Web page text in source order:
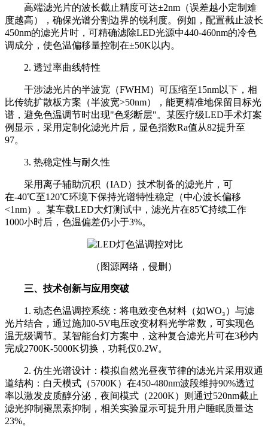
高端滤光片的波长截止精度可达±2nm（误差越小定制难
度越高），确保光谱分割边界的锐利度。例如，配置截止波长
450nm的滤光片时，可精确滤除LED光源中440-460nm的冷色
调成分，使色温偏移量控制在±50K以内。
2. 透过率曲线特性
干涉滤光片的半波宽（FWHM）可压缩至15nm以下，相
比传统扩散板方案（半波宽>50nm），能更精准地保留目标光
谱，避免色温调节时出现"色彩断层"。某医疗级LED手术灯案
例显示，采用定制化滤光片后，显色指数Ra值从82提升至
97。
3. 热稳定性与耐久性
采用离子辅助沉积（IAD）技术制备的滤光片，可
在-40℃至120℃环境下保持光谱特性稳定（中心波长偏移
<1nm）。某车载LED大灯测试中，滤光片在85℃持续工作
1000小时后，色温偏差仍小于3%。
（图源网络，侵删）
三、技术创新与应用突破
1. 动态色温调控系统：将电致变色材料（如WO₃）与滤
光片结合，通过施加0-5V电压改变材料光学常数，可实现色
温无级调节。某智能台灯方案中，这种复合滤光片可在3秒内
完成2700K-5000K切换，功耗仅0.2W。
2. 仿生光谱设计：模拟自然光昼夜节律的滤光片采用双通
道结构：白天模式（5700K）在450-480nm波段维持90%透过
率以激发皮质醇分泌，夜间模式（2200K）则通过520nm截止
滤光抑制褪黑素抑制，相关实验显示可提升用户睡眠质量达
23%。